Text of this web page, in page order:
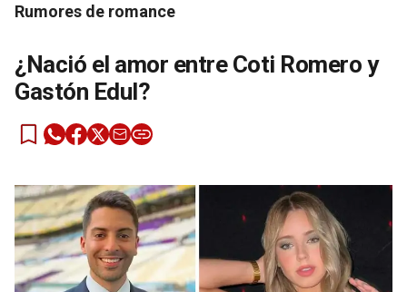
Rumores de romance
¿Nació el amor entre Coti Romero y
Gastón Edul?